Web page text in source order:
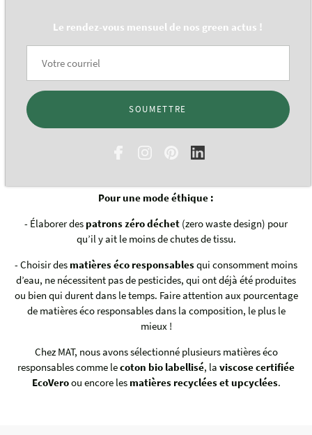
LA CRÉATION, CONFECTION DU VÊTEMENT : PATRONAGE, CHOIX DES
MATÉRIAUX, COUTURE
Pour une mode éthique :
- Élaborer des patrons zéro déchet (zero waste design) pour
qu’il y ait le moins de chutes de tissu.
- Choisir des matières éco responsablesqui consomment moins
d’eau, ne nécessitent pas de pesticides, qui ont déjà été produites
ou bien qui durent dans le temps. Faire attention aux pourcentage
de matières éco responsables dans la composition, le plus le
mieux !
Chez MAT, nous avons sélectionné plusieurs matières éco
responsables comme lecoton bio labellisé, la viscose certifiée
EcoVeroou encore les matières recyclées et upcyclées.
Le rendez-vous mensuel de nos green actus !
SOUMETTRE